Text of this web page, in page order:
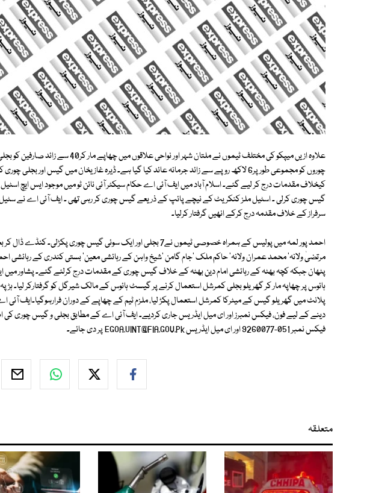
علاوہ ازیں میپکو کی مختلف ٹیموں نے ملتان شہر اور
کیخلاف مقدمات درج کر لیے گئے۔ اسلام آباد میں ایف آئی اے حکام سیکٹر آئی نائن ٹو میں موجود ایس ایچ
گیس چوری کرلی ۔ اسٹیل ملز کنکریٹ کے نیچے پائپ کے ذریعے گیس چوری کر رہی تھی ۔ ایف آئی اے نے سٹیل
سرفراز کے خلاف مقدمہ درج کرکے انھیں گرفتار کرلیا۔
احمد پور لمہ میں پولیس کے ہمراہ خصوصی ٹیموں نے7 بجلی اور ایک سوئی گیس چوری
مرتضیٰ ولانہ' محمد عمران ولانہ' حاکم ملک 'جام گامن 'شیخ واہن کے رہائشی معین' بستی کندری کے رہائشی
پٹھان جبکہ کچہ بھٹہ کے رہائشی امام دین بھٹہ کے خلاف گیس چوری کے مقدمات درج کرلئے گئے۔ پشاور
ہائوس پر چھاپہ مار کر گھریلو بجلی کمرشل استعمال کرنے پر گیسٹ ہائوس کے مالک شیرگل کو گرفتارکر لیا۔
پلانٹ میں گھریلو گیس کے میٹرکا کمرشل استعمال پکڑ لیا، ملزم ٹیم کے چھاپے کے دوران فرارہوگیا۔ایف
فیکس نمبر 051-9260077 اور ای میل ایڈریس
EGOA.UINT@FIA.GOV.Pkپر دی جائے۔
متعلقہ